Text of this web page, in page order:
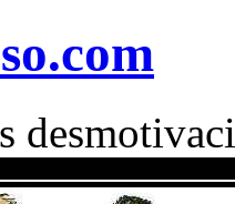
.com